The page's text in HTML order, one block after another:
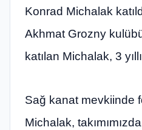
Konrad Michalak
Akhmat Grozny
katılan Michalak, 3
Sağ kanat mevkiinde
Michalak,